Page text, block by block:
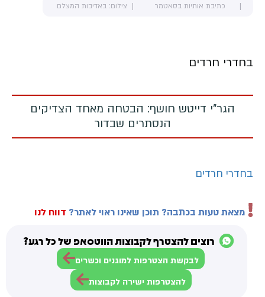
כתיבת אותיות בסאטמר צילום: באדיבות המצלם
בחדרי חרדים
הגר"י דייטש חושף: הבטחה מאחד הצדיקים
הנסתרים שבדור
בחדרי חרדים
מצאת טעות בכתבה? תוכן שאינו ראוי לאתר? דווח לנו
רוצים להצטרף לקבוצות הווטסאפ של כל רגע?
לבקשת הצטרפות למוגנים וכשרים
להצטרפות ישירה לקבוצות